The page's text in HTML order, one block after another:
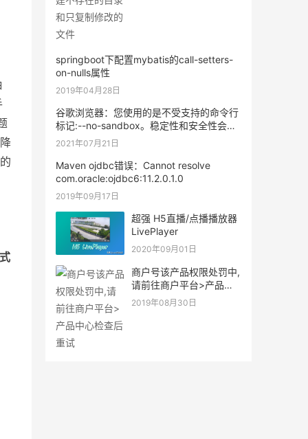
springboot下配置mybatis的call-setters-
on-nulls属性
2019年04月28日
谷歌浏览器：您使用的是不受支持的命令行
标记:--no-sandbox。稳定性和安全性会有
所下降。
2021年07月21日
Maven ojdbc错误：Cannot resolve
com.oracle:ojdbc6:11.2.0.1.0
2019年09月17日
超强 H5直播/点播播放器
LivePlayer
2020年09月01日
商户号该产品权限处罚中,
请前往商户平台>产品中
心检查后重试
2019年08月30日